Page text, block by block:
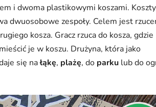
i dwoma plastikowymi koszami.
dwuosobowe zespoły. Celem jest
kosza. Gracz rzuca do kosza, gdzie
je w koszu. Drużyna, która jako
się nałąkę, plażę, do parku lub do